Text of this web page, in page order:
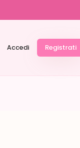
Accedi Registrati